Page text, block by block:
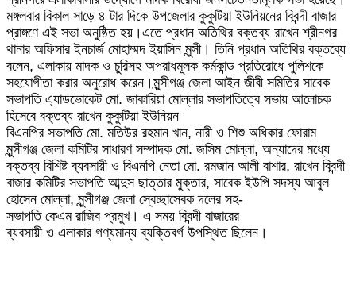
মঙ্গলবার বিকাল সাড়ে ৪ টার দিকে উপজেলার কুকুটিয়া ইউনিয়নের বিবন্দী বাজার
প্রাঙ্গণে এই সভা অনুষ্ঠিত হয়।এতে প্রধান অতিথির বক্তব্য রাখেন শ্রীনগর
থানার অফিসার ইনচার্জ মোহাম্মদ ইয়াসিন মুন্সী। তিনি প্রধান অতিথির বক্তব্যে
বলেন, এলাকায় মাদক ও চুরিসহ অপরাধমূলক কর্মকান্ড প্রতিরোধে পুলিশকে
সহযোগীতা করার অনুরোধ করেন।মুন্সীগঞ্জ জেলা আইন জীবী সমিতির সাবেক
সভাপতি এ্যাডভোকেট মো. জাকারিয়া মোল্লার সভাপতিত্বে সভায় আলোচক
হিসেবে বক্তব্য রাখেন কুকুটিয়া ইউনিয়ন
বিএনপির সভাপতি মো. মতিউর রহমান খান, নারী ও শিশু অধিকার ফোরাম
মুন্সীগঞ্জ জেলা কমিটির সাধারণ সম্পাদক মো. জসিম মোল্লা, অন্যাদের মধ্যে
বক্তব্য বিশিষ্ট ব্যবসায়ী ও বিএনপি নেতা মো. রমজান আলী বাশার, রাখেন বিবন্দী
বাজার কমিটির সভাপতি আব্দুস ছাত্তার মুক্তার, সাবেক ইউপি সদস্য আবুল
হোসেন মোল্লা, মুন্সীগঞ্জ জেলা স্বেচ্ছাসেবক দলের সহ-
সভাপতি কেএম রাজিব প্রমুখ। এ সময় বিবন্দী বাজারের
ব্যবসায়ী ও এলাকার গণ্যমান্য ব্যক্তিবর্গ উপস্থিত ছিলেন।